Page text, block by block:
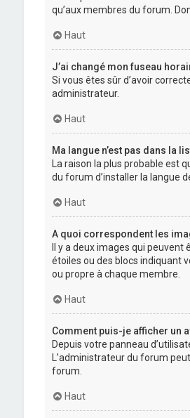
qu’aux membres du forum.
Haut
J’ai changé mon fuseau
Si vous êtes sûr d’avoir
administrateur.
Haut
Ma langue n’est pas dans la
La raison la plus probable est
du forum d’installer la langue
Haut
A quoi correspondent les
Il y a deux images qui
étoiles ou des blocs indiquant
ou propre à chaque membre.
Haut
Comment puis-je afficher un
Depuis votre panneau
L’administrateur du forum
forum.
Haut